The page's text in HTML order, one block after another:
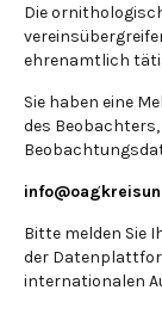
Die
ehrenamtlich
Sie haben eine
des
Bitte melden Sie
der
internationalen